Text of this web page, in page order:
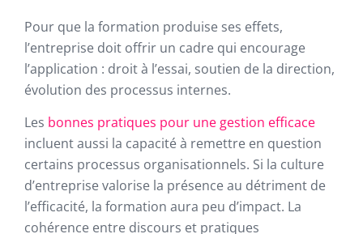
Pour que la formation produise ses effets,
l’entreprise doit offrir un cadre qui encourage
l’application : droit à l’essai, soutien de la direction,
évolution des processus internes.
Les bonnes pratiques pour une gestion efficace
incluent aussi la capacité à remettre en question
certains processus organisationnels. Si la culture
d’entreprise valorise la présence au détriment de
l’efficacité, la formation aura peu d’impact. La
cohérence entre discours et pratiques